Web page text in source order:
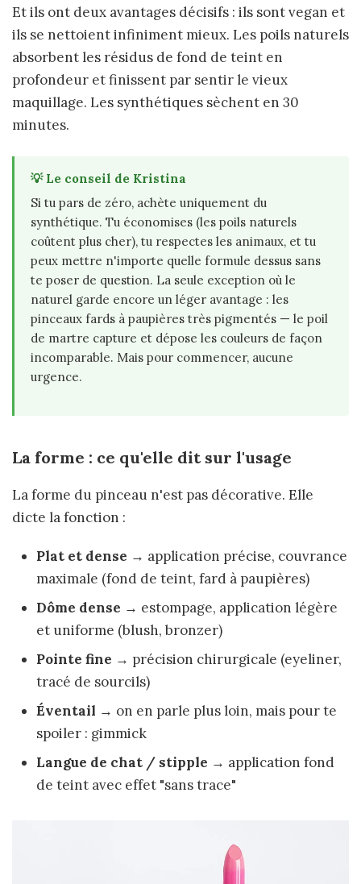
Et ils ont deux avantages décisifs : ils sont vegan et
ils se nettoient infiniment mieux. Les poils naturels
absorbent les résidus de fond de teint en
profondeur et finissent par sentir le vieux
maquillage. Les synthétiques sèchent en 30
minutes.
💡 Le conseil de Kristina
Si tu pars de zéro, achète uniquement du
synthétique. Tu économises (les poils naturels
coûtent plus cher), tu respectes les animaux, et tu
peux mettre n'importe quelle formule dessus sans
te poser de question. La seule exception où le
naturel garde encore un léger avantage : les
pinceaux fards à paupières très pigmentés — le poil
de martre capture et dépose les couleurs de façon
incomparable. Mais pour commencer, aucune
urgence.
La forme : ce qu'elle dit sur l'usage
La forme du pinceau n'est pas décorative. Elle
dicte la fonction :
Plat et dense → application précise, couvrance
maximale (fond de teint, fard à paupières)
Dôme dense → estompage, application légère
et uniforme (blush, bronzer)
Pointe fine → précision chirurgicale (eyeliner,
tracé de sourcils)
Éventail → on en parle plus loin, mais pour te
spoiler : gimmick
Langue de chat / stipple → application fond
de teint avec effet "sans trace"